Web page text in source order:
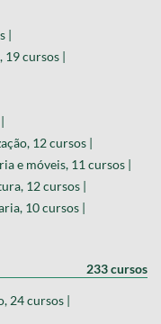
|
19 cursos |
12 cursos |
e móveis, 11 cursos |
12 cursos |
10 cursos |
233 cursos
24 cursos |